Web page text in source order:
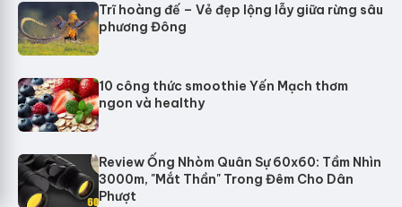
Trĩ hoàng đế – Vẻ đẹp lộng lẫy giữa rừng sâu
phương Đông
10 công thức smoothie Yến Mạch thơm
ngon và healthy
Review Ống Nhòm Quân Sự 60x60: Tầm Nhìn
3000m, "Mắt Thần" Trong Đêm Cho Dân
Phượt